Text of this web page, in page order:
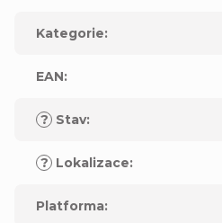
Kategorie:
EAN:
? Stav:
? Lokalizace:
Platforma: